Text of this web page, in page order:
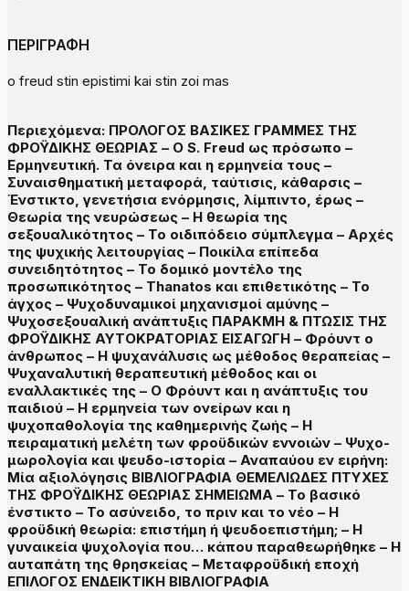
ΠΕΡΙΓΡΑΦΗ
o freud stin epistimi kai stin zoi mas
Περιεχόμενα: ΠΡΟΛΟΓΟΣ ΒΑΣΙΚΕΣ ΓΡΑΜΜΕΣ ΤΗΣ
ΦΡΟΫΔΙΚΗΣ ΘΕΩΡΙΑΣ – Ο S. Freud ως πρόσωπο –
Ερμηνευτική. Τα όνειρα και η ερμηνεία τους –
Συναισθηματική μεταφορά, ταύτισις, κάθαρσις –
Ένστικτο, γενετήσια ενόρμησις, λίμπιντο, έρως –
Θεωρία της νευρώσεως – Η θεωρία της
σεξουαλικότητος – Το οιδιπόδειο σύμπλεγμα – Αρχές
της ψυχικής λειτουργίας – Ποικίλα επίπεδα
συνειδητότητος – Το δομικό μοντέλο της
προσωπικότητος – Thanatos και επιθετικότης – Το
άγχος – Ψυχοδυναμικοί μηχανισμοί αμύνης –
Ψυχοσεξουαλική ανάπτυξις ΠΑΡΑΚΜΗ & ΠΤΩΣΙΣ ΤΗΣ
ΦΡΟΫΔΙΚΗΣ ΑΥΤΟΚΡΑΤΟΡΙΑΣ ΕΙΣΑΓΩΓΗ – Φρόυντ ο
άνθρωπος – Η ψυχανάλυσις ως μέθοδος θεραπείας –
Ψυχαναλυτική θεραπευτική μέθοδος και οι
εναλλακτικές της – Ο Φρόυντ και η ανάπτυξις του
παιδιού – Η ερμηνεία των ονείρων και η
ψυχοπαθολογία της καθημερινής ζωής – Η
πειραματική μελέτη των φροϋδικών εννοιών – Ψυχο-
μωρολογία και ψευδο-ιστορία – Αναπαύου εν ειρήνη:
Μία αξιολόγησις ΒΙΒΛΙΟΓΡΑΦΙΑ ΘΕΜΕΛΙΩΔΕΣ ΠΤΥΧΕΣ
ΤΗΣ ΦΡΟΫΔΙΚΗΣ ΘΕΩΡΙΑΣ ΣΗΜΕΙΩΜΑ – Το βασικό
ένστικτο – Το ασύνειδο, το πριν και το νέο – Η
φροϋδική θεωρία: επιστήμη ή ψευδοεπιστήμη; – Η
γυναικεία ψυχολογία που… κάπου παραθεωρήθηκε – Η
αυταπάτη της θρησκείας – Μεταφροϋδική εποχή
ΕΠΙΛΟΓΟΣ ΕΝΔΕΙΚΤΙΚΗ ΒΙΒΛΙΟΓΡΑΦΙΑ